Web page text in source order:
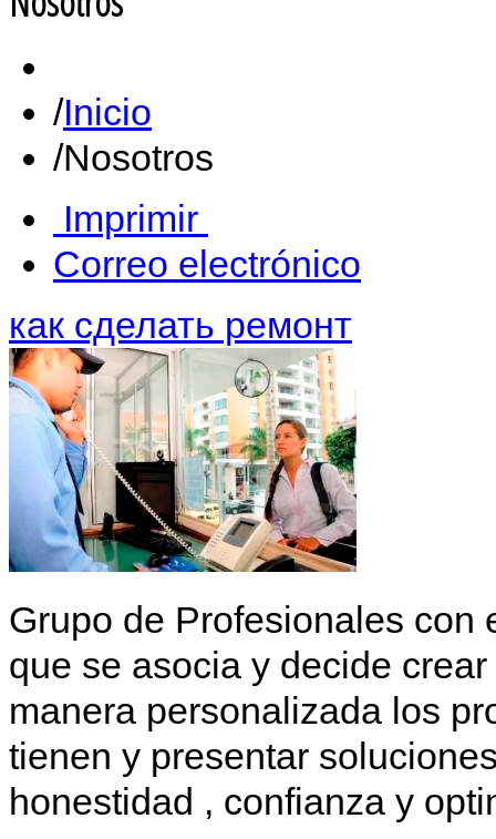
Inicio
Nosotros
Imprimir
Correo electrónico
как сделать ремонт
Grupo de Profesionales con
que se asocia y decide
manera personalizada los
tienen y presentar
honestidad , confianza y